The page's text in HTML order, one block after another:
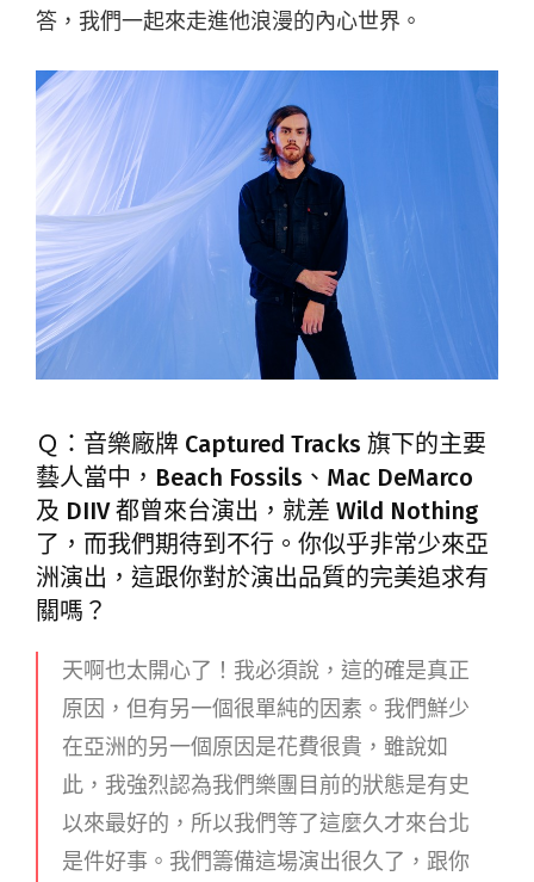
答，我們一起來走進他浪漫的內心世界。
Ｑ：音樂廠牌 Captured Tracks 旗下的主要
藝人當中，Beach Fossils、Mac DeMarco
及 DIIV 都曾來台演出，就差 Wild Nothing
了，而我們期待到不行。你似乎非常少來亞
洲演出，這跟你對於演出品質的完美追求有
關嗎？
天啊也太開心了！我必須說，這的確是真正
原因，但有另一個很單純的因素。我們鮮少
在亞洲的另一個原因是花費很貴，雖說如
此，我強烈認為我們樂團目前的狀態是有史
以來最好的，所以我們等了這麼久才來台北
是件好事。我們籌備這場演出很久了，跟你